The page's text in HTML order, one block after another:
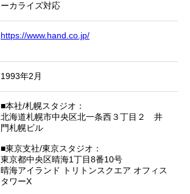
ーカライズ対応
https://www.hand.co.jp/
1993年2月
■本社/札幌スタジオ：
北海道札幌市中央区北一条西３丁目２ 井
門札幌ビル
■東京支社/東京スタジオ：
東京都中央区晴海1丁目8番10号
晴海アイランド トリトンスクエア オフィス
タワーX